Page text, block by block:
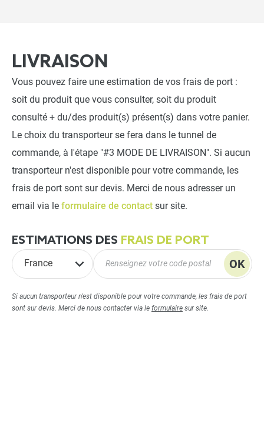
LIVRAISON
Vous pouvez faire une estimation de vos frais de port :
soit du produit que vous consulter, soit du produit
consulté + du/des produit(s) présent(s) dans votre panier.
Le choix du transporteur se fera dans le tunnel de
commande, à l'étape "#3 MODE DE LIVRAISON". Si aucun
transporteur n'est disponible pour votre commande, les
frais de port sont sur devis. Merci de nous adresser un
email via le formulaire de contact sur site.
ESTIMATIONS DES FRAIS DE PORT
France OK
Si aucun transporteur n'est disponible pour votre commande, les frais de port
sont sur devis. Merci de nous contacter via le formulaire sur site.